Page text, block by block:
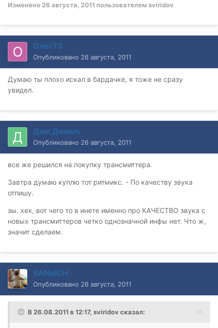
Изменено 26 августа, 2011 пользователем sviridov
Олег73
Опубликовано 26 августа, 2011
Думаю ты плохо искал в бардачке, я тоже не сразу
увидел.
Дим Димыч
Опубликовано 26 августа, 2011
все же решился на покупку трансмиттера.
Завтра думаю куплю тот ритмикс. - По качеству звука
отпишу.
зы. хех, вот чего то в инете именно про КАЧЕСТВО звука с
новых трансмиттеров четко однозначной инфы нет. Что ж,
значит сделаем.
SANbICH
Опубликовано 26 августа, 2011
В 26.08.2011 в 12:17, sviridov сказал: